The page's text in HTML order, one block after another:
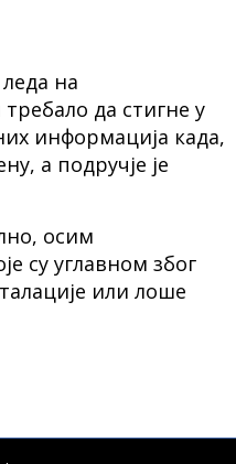
на
да стигне у
информација када,
а подручје је
осим
су углавном због
или лоше